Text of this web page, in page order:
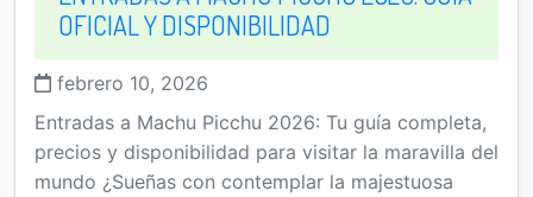
OFICIAL Y DISPONIBILIDAD
febrero 10, 2026
Entradas a Machu Picchu 2026: Tu guía completa,
precios y disponibilidad para visitar la maravilla del
mundo ¿Sueñas con contemplar la majestuosa